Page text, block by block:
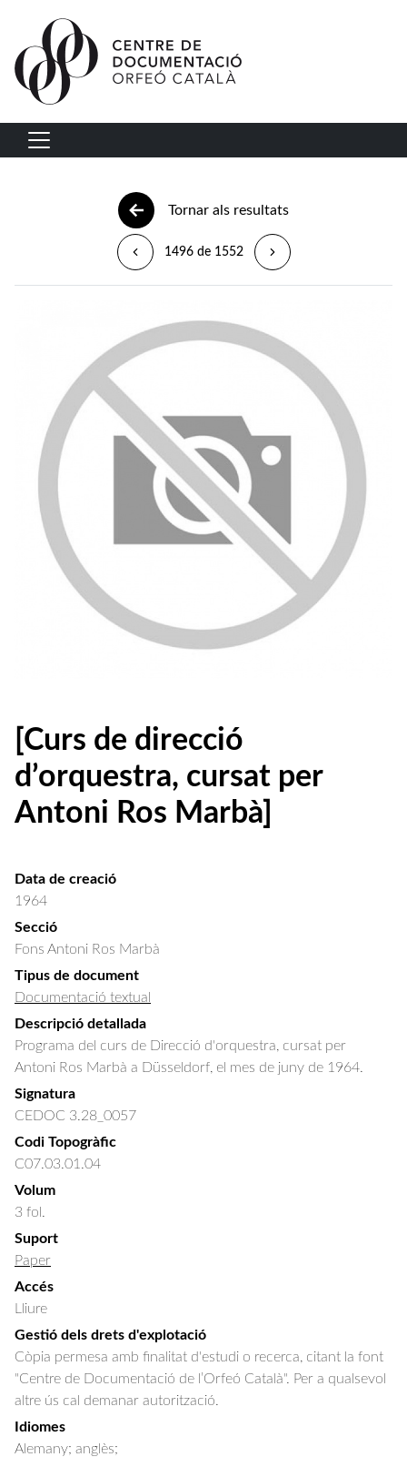
Vés al contingut
Navegació principal
Tornar als resultats
1496 de 1552
[Curs de direcció
d’orquestra, cursat per
Antoni Ros Marbà]
Data de creació
1964
Secció
Fons Antoni Ros Marbà
Tipus de document
Documentació textual
Descripció detallada
Programa del curs de Direcció d'orquestra, cursat per
Antoni Ros Marbà a Düsseldorf, el mes de juny de 1964.
Signatura
CEDOC 3.28_0057
Codi Topogràfic
C07.03.01.04
Volum
3 fol.
Suport
Paper
Accés
Lliure
Gestió dels drets d'explotació
Còpia permesa amb finalitat d'estudi o recerca, citant la font
"Centre de Documentació de l’Orfeó Català". Per a qualsevol
altre ús cal demanar autorització.
Idiomes
Alemany; anglès;